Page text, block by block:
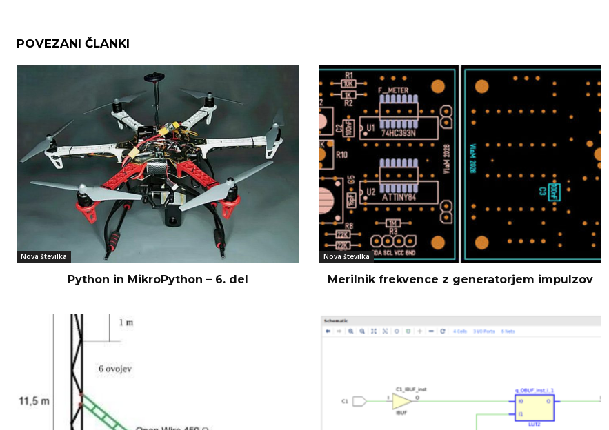
POVEZANI ČLANKI
Nova številka
Python in MikroPython – 6. del
Nova številka
Merilnik frekvence z generatorjem impulzov